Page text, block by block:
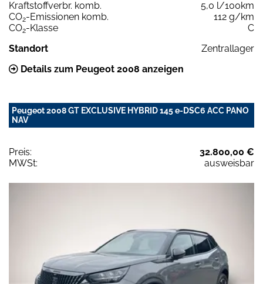
Kraftstoffverbr. komb.
5,0 l/100km
CO2-Emissionen komb.
112 g/km
CO2-Klasse
C
Standort
Zentrallager
Details zum Peugeot 2008 anzeigen
Peugeot 2008 GT EXCLUSIVE HYBRID 145 e-DSC6 ACC PANO
NAV
Preis:
32.800,00 €
MWSt:
ausweisbar